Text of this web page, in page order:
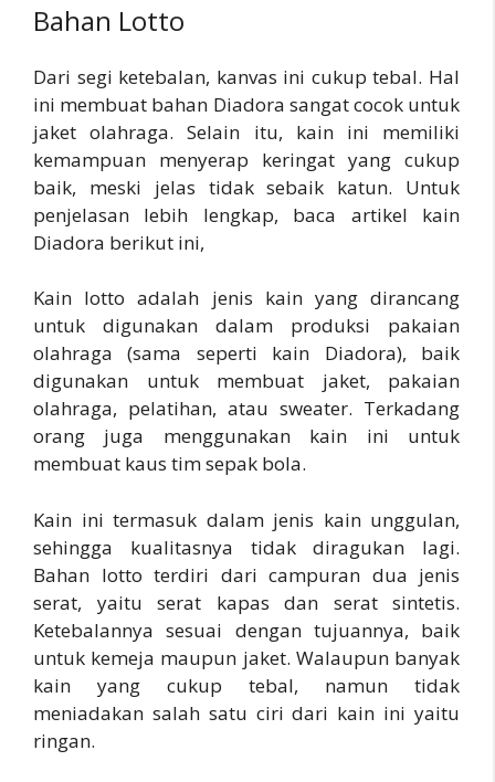
Bahan Lotto
Dari segi ketebalan, kanvas ini cukup tebal. Hal
ini membuat bahan Diadora sangat cocok untuk
jaket olahraga. Selain itu, kain ini memiliki
kemampuan menyerap keringat yang cukup
baik, meski jelas tidak sebaik katun. Untuk
penjelasan lebih lengkap, baca artikel kain
Diadora berikut ini,
Kain lotto adalah jenis kain yang dirancang
untuk digunakan dalam produksi pakaian
olahraga (sama seperti kain Diadora), baik
digunakan untuk membuat jaket, pakaian
olahraga, pelatihan, atau sweater. Terkadang
orang juga menggunakan kain ini untuk
membuat kaus tim sepak bola.
Kain ini termasuk dalam jenis kain unggulan,
sehingga kualitasnya tidak diragukan lagi.
Bahan lotto terdiri dari campuran dua jenis
serat, yaitu serat kapas dan serat sintetis.
Ketebalannya sesuai dengan tujuannya, baik
untuk kemeja maupun jaket. Walaupun banyak
kain yang cukup tebal, namun tidak
meniadakan salah satu ciri dari kain ini yaitu
ringan.